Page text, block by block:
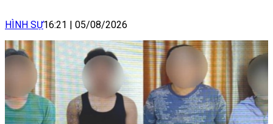
HÌNH SỰ16:21 05/08/2026